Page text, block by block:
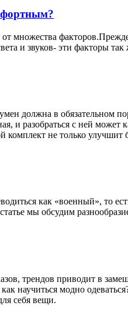
множества
и звуков- эти факторы
должна в обязательном
и разобраться с ней
комплект не только
как «военный», то
мы обсудим
трендов приводит в
научиться модно
себя вещи.